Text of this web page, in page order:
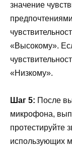
значение
«Высокому».
«Низкому».
Шаг 5: После
микрофона,
протестируйте
использующих